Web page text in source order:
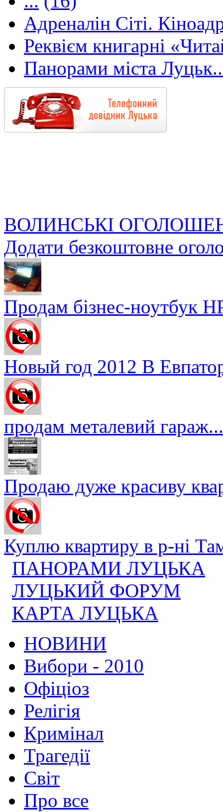
Адреналін Сіті.
Реквієм книгарні
Панорами міста
ВОЛИНСЬКІ
Додати безкоштовне
Продам бізнес-ноутбук
Новый год 2012 В
продам металевий гараж...
Продаю дуже красиву
Куплю квартиру в р-ні
ПАНОРАМИ ЛУЦЬКА
ЛУЦЬКИЙ ФОРУМ
КАРТА ЛУЦЬКА
НОВИНИ
Вибори - 2010
Офіціоз
Релігія
Кримінал
Трагедії
Світ
Про все